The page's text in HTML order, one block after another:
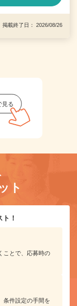
載終了日： 2026/08/26
ト
！
ことで、応募時の
条件設定の手間を